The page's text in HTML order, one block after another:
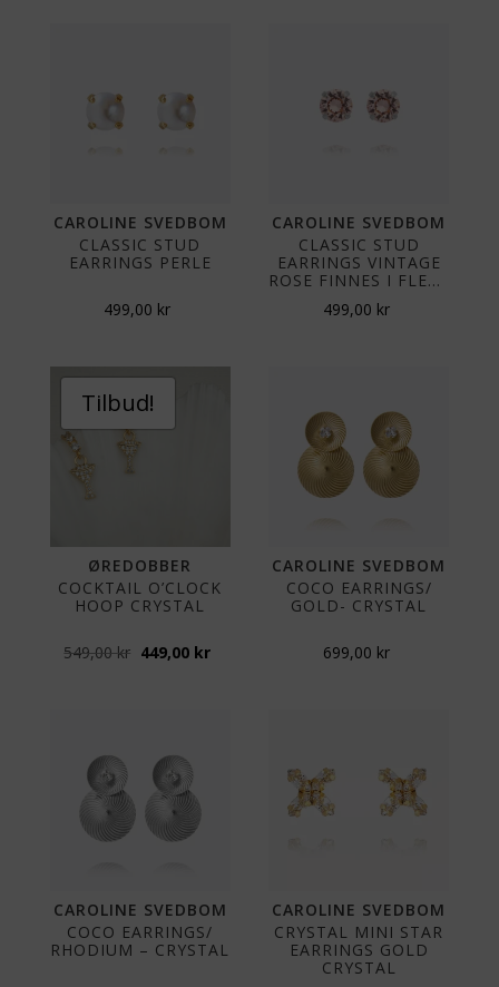
CAROLINE SVEDBOM
CLASSIC STUD
EARRINGS PERLE
499,00 kr
CAROLINE SVEDBOM
CLASSIC STUD
EARRINGS VINTAGE
ROSE FINNES I FLERE
FAGER
499,00 kr
Tilbud!
ØREDOBBER
COCKTAIL O’CLOCK
HOOP CRYSTAL
549,00kr
Opprinnelig
449,00 kr
CAROLINE SVEDBOM
COCO EARRINGS/
GOLD- CRYSTAL
699,00 kr
CAROLINE SVEDBOM
COCO EARRINGS/
RHODIUM – CRYSTAL
CAROLINE SVEDBOM
CRYSTAL MINI STAR
EARRINGS GOLD
CRYSTAL